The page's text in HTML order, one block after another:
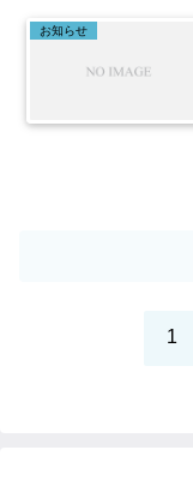
お知らせ
1